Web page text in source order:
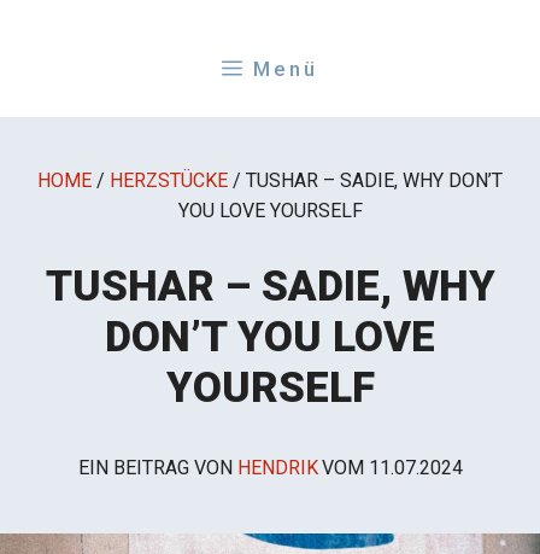
Menü
HOME / HERZSTÜCKE / TUSHAR – SADIE, WHY DON’T
YOU LOVE YOURSELF
TUSHAR – SADIE, WHY
DON’T YOU LOVE
YOURSELF
EIN BEITRAG VON HENDRIKVOM 11.07.2024